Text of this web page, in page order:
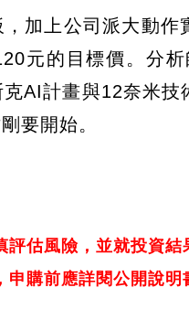
加上公司派大動
元的目標價。分
AI計畫與12奈米
要開始。
估風險，並就投資結
購前應詳閱公開說明